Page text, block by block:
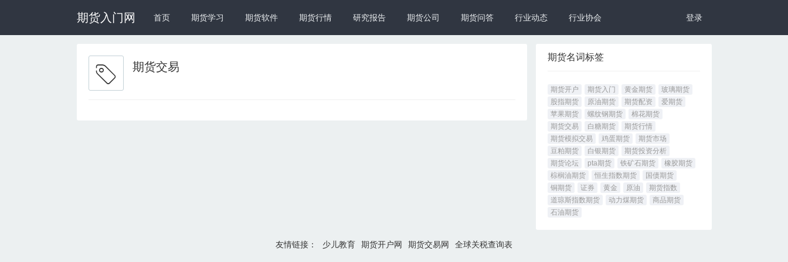
期货入门网 首页 期货学习 期货软件 期货行情 研究报告 期货公司 期货问答 行业动态 行业协会 登录
期货交易
期货名词标签
期货开户 期货入门 黄金期货
玻璃期货
股指期货
原油期货 期货配资
爱期货
苹果期货
螺纹钢期货
棉花期货
期货交易
白糖期货
期货行情
期货模拟交易
鸡蛋期货
期货市场
豆粕期货
白银期货
期货投资分析
期货论坛
pta期货 铁矿石期货
橡胶期货
棕榈油期货
恒生指数期货
国债期货
铜期货
证券 黄金 原油
期货指数
道琼斯指数期货
动力煤期货
商品期货
石油期货
友情链接： 少儿教育 期货开户网 期货交易网 全球关税查询表